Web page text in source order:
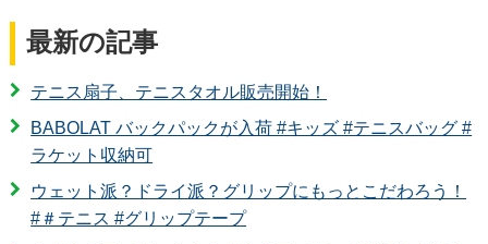
最新の記事
テニス扇子、テニスタオル販売開始！
BABOLAT バックパックが入荷 #キッズ #テニスバッグ #
ラケット収納可
ウェット派？ドライ派？グリップにもっとこだわろう！
#＃テニス #グリップテープ